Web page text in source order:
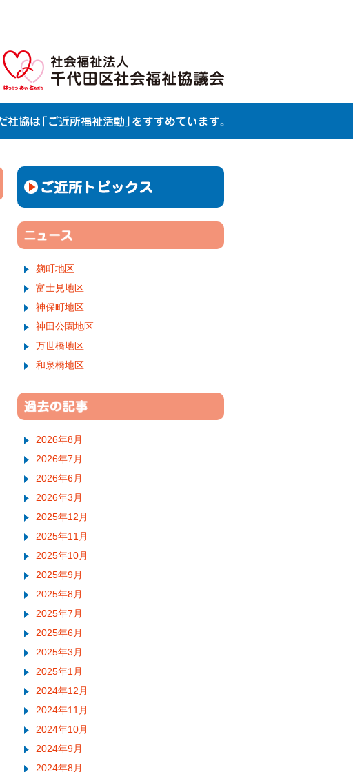
麹町地区
富士見地区
神保町地区
神田公園地区
万世橋地区
和泉橋地区
2026年8月
2026年7月
2026年6月
2026年3月
2025年12月
2025年11月
2025年10月
2025年9月
2025年8月
2025年7月
2025年6月
2025年3月
2025年1月
2024年12月
2024年11月
2024年10月
2024年9月
2024年8月